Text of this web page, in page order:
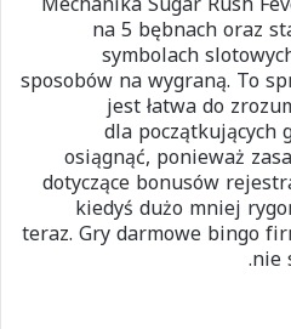
na 5 bębnach oraz
symbolach
sposobów na wygraną. To
jest łatwa do
dla początkujących
osiągnąć, ponieważ
dotyczące bonusów
kiedyś dużo mniej
teraz. Gry darmowe bingo
nie